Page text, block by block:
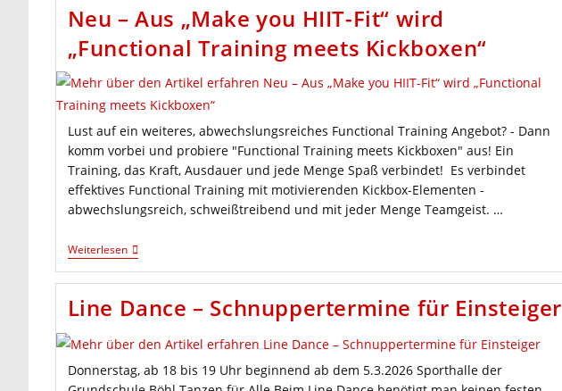
Neu – Aus „Make you HIIT-Fit“ wird
„Functional Training meets Kickboxen“
Lust auf ein weiteres, abwechslungsreiches Functional Training Angebot? - Dann
komm vorbei und probiere "Functional Training meets Kickboxen" aus! Ein
Training, das Kraft, Ausdauer und jede Menge Spaß verbindet! Es verbindet
effektives Functional Training mit motivierenden Kickbox-Elementen -
abwechslungsreich, schweißtreibend und mit jeder Menge Teamgeist. …
WeiterlesenNeu
–
You
HIIT-
Fit“
Wird
„Functional
Training
Line Dance – Schnuppertermine für Einsteiger
Donnerstag, ab 18 bis 19 Uhr beginnend ab dem 5.3.2026 Sporthalle der